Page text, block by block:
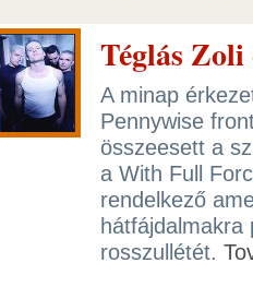
Téglás Zoli
A minap
Pennywise
összeesett a
a With Full
rendelkező
hátfájdalmakra
rosszullétét.